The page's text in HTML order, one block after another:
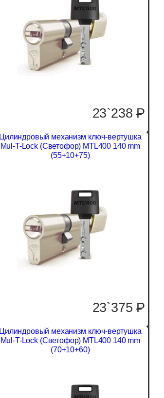
23`238P
Цилиндровый механизм ключ-вертушка
Mul-T-Lock (Светофор) MTL400 140 mm
(55+10+75)
23`375P
Цилиндровый механизм ключ-вертушка
Mul-T-Lock (Светофор) MTL400 140 mm
(70+10+60)